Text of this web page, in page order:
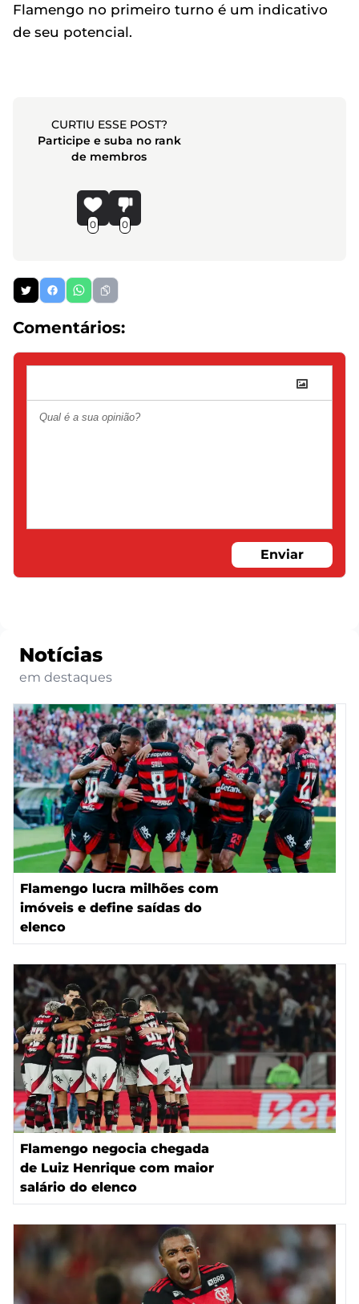
Flamengo no primeiro turno é um indicativo
de seu potencial.
CURTIU ESSE POST?
Participe e suba no rank
de membros
0 0
Comentários:
Enviar
Notícias
em destaques
Flamengo lucra milhões com
imóveis e define saídas do
elenco
Flamengo negocia chegada
de Luiz Henrique com maior
salário do elenco